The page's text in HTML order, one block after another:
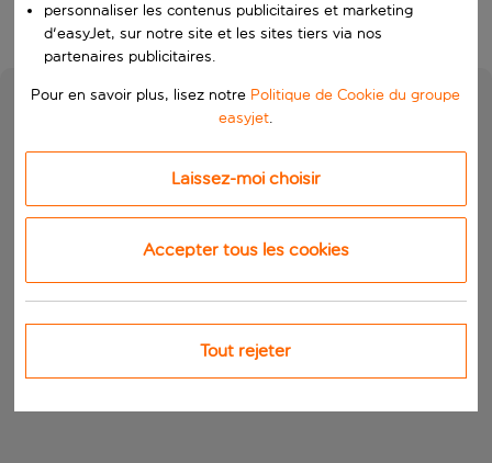
personnaliser les contenus publicitaires et marketing
d'easyJet, sur notre site et les sites tiers via nos
partenaires publicitaires.
Pour en savoir plus, lisez notre Politique de Cookie du groupe
easyjet.
Laissez-moi choisir
Accepter tous les cookies
Tout rejeter